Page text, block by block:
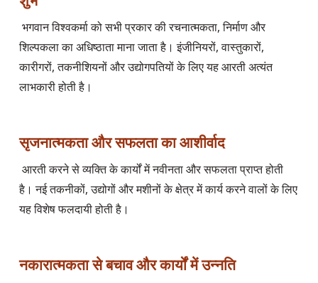
शिल्पकला का अधिष्ठाता माना जाता है। इंजीनियरों, वास्तुकारों,
कारीगरों, तकनीशियनों और उद्योगपतियों के लिए यह आरती अत्यंत
लाभकारी होती है।
सृजनात्मकता और सफलता का आशीर्वाद
है। नई तकनीकों, उद्योगों और मशीनों के क्षेत्र में कार्य करने वालों के लिए
यह विशेष फलदायी होती है।
नकारात्मकता से बचाव और कार्यों में उन्नति